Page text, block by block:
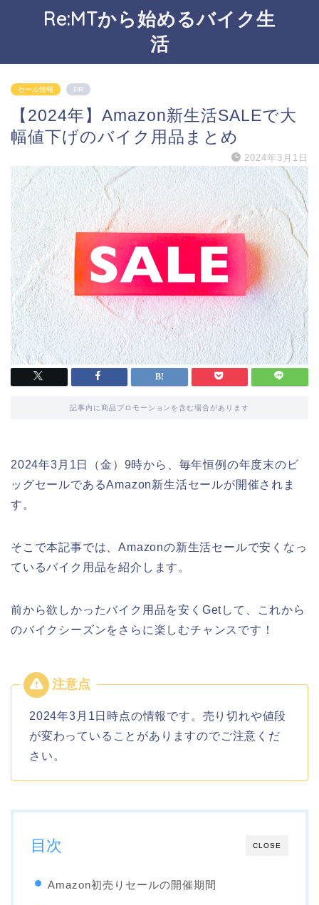
Re:MTから始めるバイク生
活
セール情報 PR
【2024年】Amazon新生活SALEで大
幅値下げのバイク用品まとめ
2024年3月1日
記事内に商品プロモーションを含む場合があります
2024年3月1日（金）9時から、毎年恒例の年度末のビ
ッグセールであるAmazon新生活セールが開催されま
す。
そこで本記事では、Amazonの新生活セールで安くなっ
ているバイク用品を紹介します。
前から欲しかったバイク用品を安くGetして、これから
のバイクシーズンをさらに楽しむチャンスです！
2024年3月1日時点の情報です。売り切れや値段
が変わっていることがありますのでご注意くだ
さい。
CLOSE
目次
Amazon初売りセールの開催期間